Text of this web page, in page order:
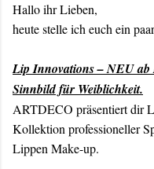
Hallo ihr Lieben,
heute stelle ich euch ein
Lip Innovations – NEU ab
Sinnbild für Weiblichkeit.
ARTDECO präsentiert dir
Kollektion professioneller
Lippen Make-up.